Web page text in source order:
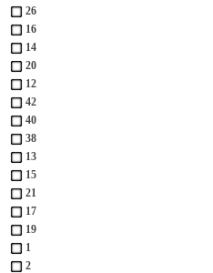
26
16
14
20
12
42
40
38
13
15
21
17
19
1
2